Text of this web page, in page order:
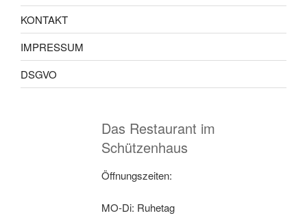
KONTAKT
IMPRESSUM
DSGVO
Das Restaurant im
Schützenhaus
Öffnungszeiten:
MO-Di: Ruhetag